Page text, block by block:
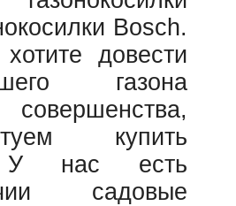
Bosch.
довести
газона
купить
У нас есть
садовые